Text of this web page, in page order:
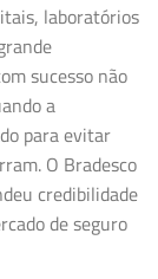
laboratórios
sucesso não
a
para evitar
O Bradesco
credibilidade
de seguro